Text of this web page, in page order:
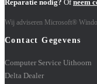
Reparatie nodig? Ofneem
Wij adviseren Microsoft®
Contact Gegevens
Computer Service Uithoorn
Delta Dealer